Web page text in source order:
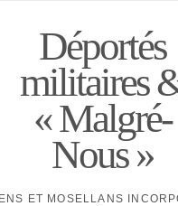
Déportés
militaires
« Malgré-
Nous »
ET MOSELLANS